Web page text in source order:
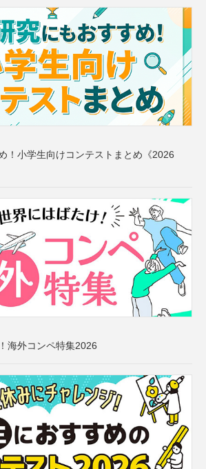
！小学生向けコンテストまとめ《2026
海外コンペ特集2026